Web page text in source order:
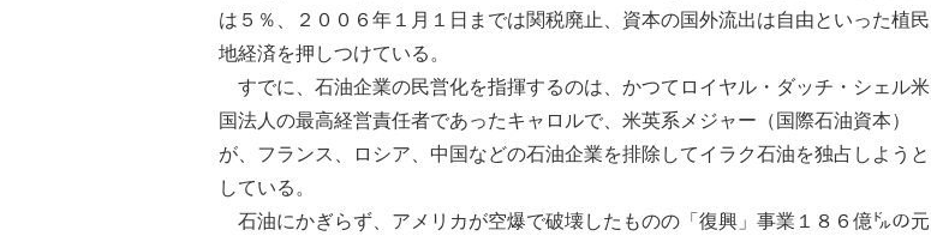
は５％、２００６年１月１日までは関税廃止、資本の国外流出は自由といった植民
地経済を押しつけている。
すでに、石油企業の民営化を指揮するのは、かつてロイヤル・ダッチ・シェル米
国法人の最高経営責任者であったキャロルで、米英系メジャー（国際石油資本）
が、フランス、ロシア、中国などの石油企業を排除してイラク石油を独占しようと
している。
石油にかぎらず、アメリカが空爆で破壊したものの「復興」事業１８６億㌦の元